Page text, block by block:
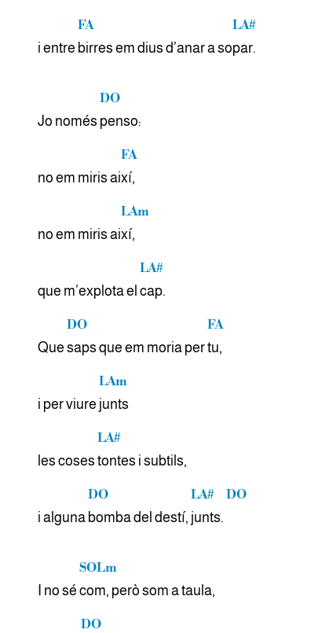
i entre
FA
birres em dius d’anar a so
LA#
par.
Jo només
DO
penso:
no em miris ai
FA
xí,
no em miris ai
LAm
xí,
que m’explota el
LA#
cap.
Que
DO
saps que em moria per
FA
tu,
i per viure
LAm
junts
les coses
LA#
tontes i subtils,
i alguna
DO
bomba del destí,
LA#
junts.
DO
I no sé
SOLm
com, però som a taula,
DO